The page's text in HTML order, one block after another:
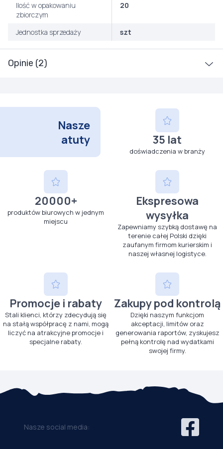
Opinie (2)
Ilość w opakowaniu
zbiorczym
20
Jednostka sprzedaży szt
Nasze
atuty
35 lat
doświadczenia w branży
20000+
produktów biurowych w jednym
miejscu
Ekspresowa
wysyłka
Zapewniamy szybką dostawę na
terenie całej Polski dzięki
zaufanym firmom kurierskim i
naszej własnej logistyce.
Promocje i rabaty
Stali klienci, którzy zdecydują się
na stałą współpracę z nami, mogą
liczyć na atrakcyjne promocje i
specjalne rabaty.
Zakupy pod kontrolą
Dzięki naszym funkcjom
akceptacji, limitów oraz
generowania raportów, zyskujesz
pełną kontrolę nad wydatkami
swojej firmy.
Nasze social media: